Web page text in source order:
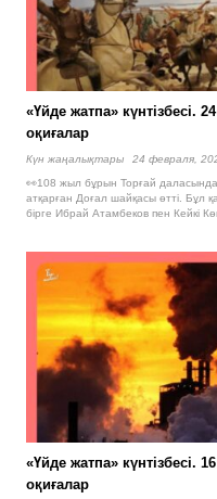
«Үйде жатпа» күнтізбесі.
оқиғалар
Күн жаңалықтары
24 февраля,
👀108 жыл бұрын Торғай
атқарған Доғал шайқасы өтті. Бұл
бірге Ибрай Атамбеков пен Кейкі
«Үйде жатпа» күнтізбесі.
оқиғалар